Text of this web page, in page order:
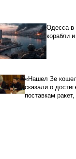
Одесса в
корабли
«Нашел Зе
сказали о
поставкам